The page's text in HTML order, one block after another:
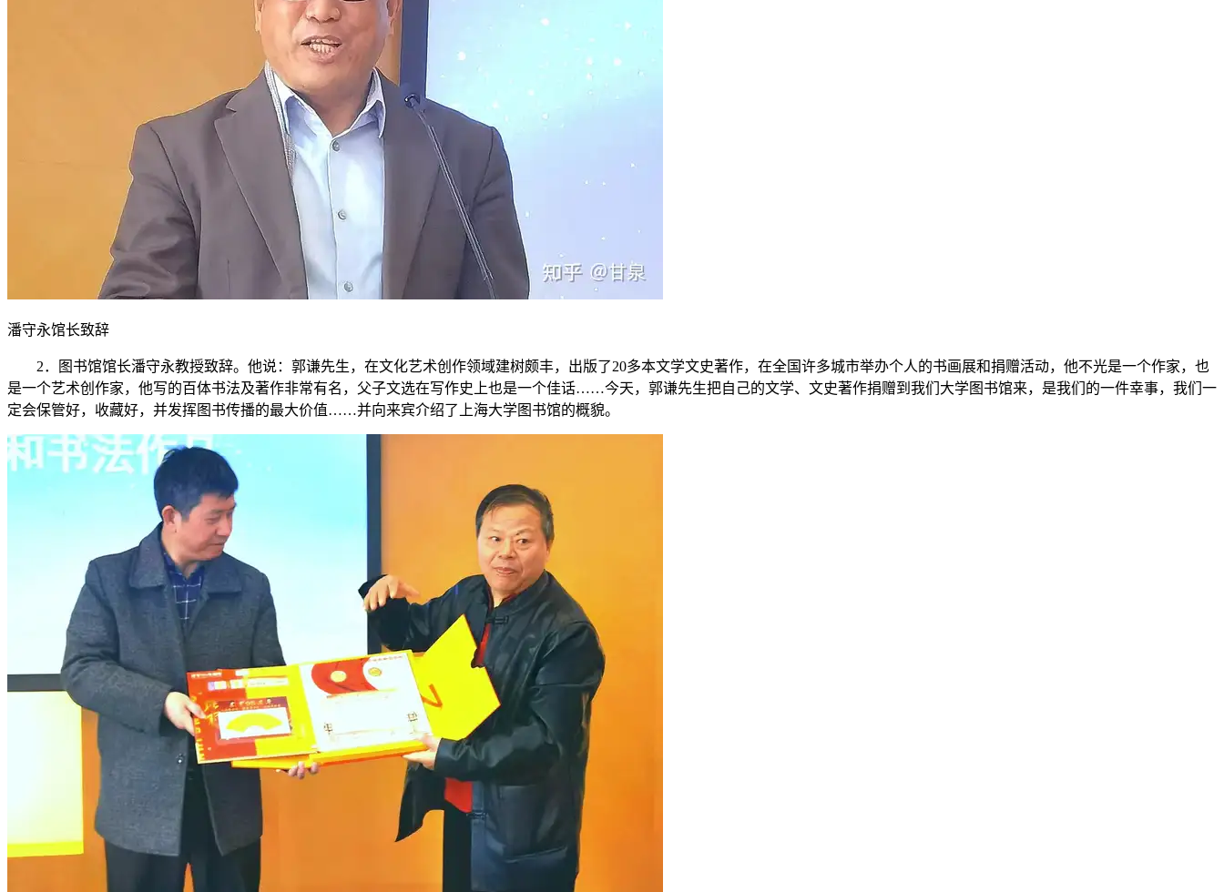
潘守永馆长致辞
2．图书馆馆长潘守永教授致辞。他说：郭谦先生，在文化艺术创作领域建树颇丰，出版了20多本文学文史著作，在全国许多城市举办个人的书画展和捐赠活动，他不光是一个作家，也
是一个艺术创作家，他写的百体书法及著作非常有名，父子文选在写作史上也是一个佳话……今天，郭谦先生把自己的文学、文史著作捐赠到我们大学图书馆来，是我们的一件幸事，我们一
定会保管好，收藏好，并发挥图书传播的最大价值……并向来宾介绍了上海大学图书馆的概貌。